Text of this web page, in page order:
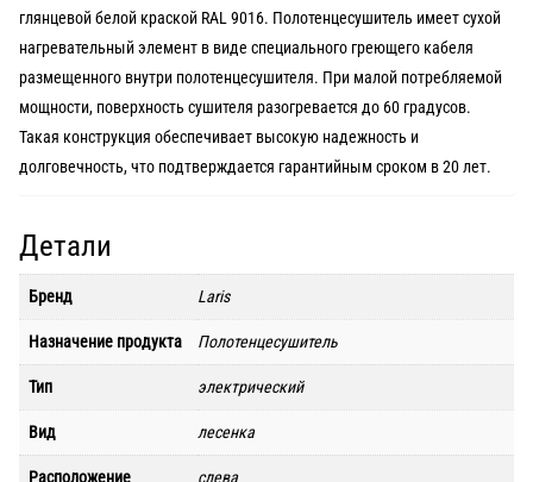
глянцевой белой краской RAL 9016. Полотенцесушитель имеет сухой
нагревательный элемент в виде специального греющего кабеля
размещенного внутри полотенцесушителя. При малой потребляемой
мощности, поверхность сушителя разогревается до 60 градусов.
Такая конструкция обеспечивает высокую надежность и
долговечность, что подтверждается гарантийным сроком в 20 лет.
Детали
Бренд Laris
Назначение продукта Полотенцесушитель
Тип электрический
Вид лесенка
Расположение слева